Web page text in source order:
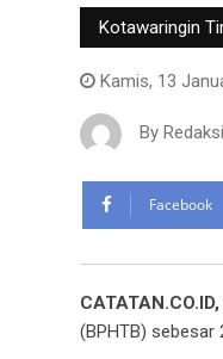
Kotawaringin
Kamis, 13
By
Facebook
(BPHTB) sebesar